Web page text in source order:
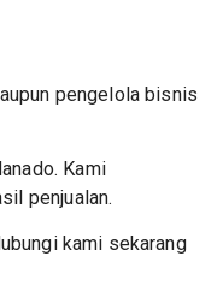
pengelola bisnis
Kami
penjualan.
kami sekarang